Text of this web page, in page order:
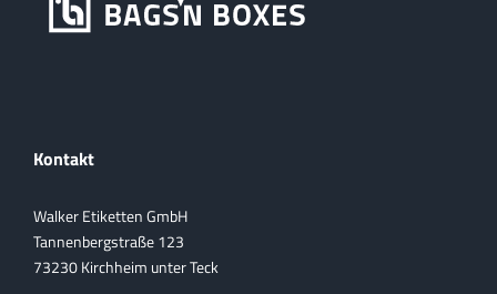
Kontakt
Walker Etiketten GmbH
Tannenbergstraße 123
73230 Kirchheim unter Teck